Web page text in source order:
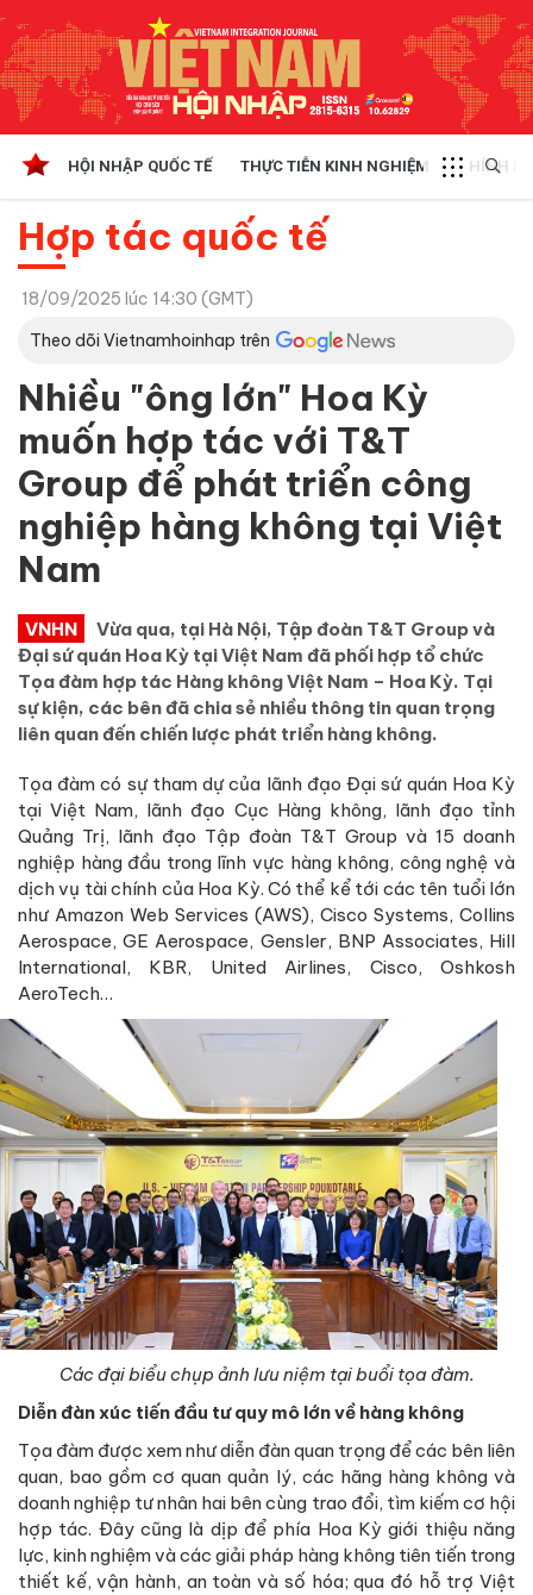
HỘI NHẬP QUỐC TẾ THỰC TIỄN KINH NGHIỆM CHÍNH
Hợp tác quốc tế
18/09/2025 lúc 14:30 (GMT)
Theo dõi Vietnamhoinhap trên
Nhiều "ông lớn" Hoa Kỳ
muốn hợp tác với T&T
Group để phát triển công
nghiệp hàng không tại Việt
Nam
VNHN
Vừa qua, tại Hà Nội, Tập đoàn T&T Group và
Đại sứ quán Hoa Kỳ tại Việt Nam đã phối hợp tổ chức
Tọa đàm hợp tác Hàng không Việt Nam – Hoa Kỳ. Tại
sự kiện, các bên đã chia sẻ nhiều thông tin quan trọng
liên quan đến chiến lược phát triển hàng không.
Tọa đàm có sự tham dự của lãnh đạo Đại sứ quán Hoa Kỳ
tại Việt Nam, lãnh đạo Cục Hàng không, lãnh đạo tỉnh
Quảng Trị, lãnh đạo Tập đoàn T&T Group và 15 doanh
nghiệp hàng đầu trong lĩnh vực hàng không, công nghệ và
dịch vụ tài chính của Hoa Kỳ. Có thể kể tới các tên tuổi lớn
như Amazon Web Services (AWS), Cisco Systems, Collins
Aerospace, GE Aerospace, Gensler, BNP Associates, Hill
International, KBR, United Airlines, Cisco, Oshkosh
AeroTech…
Các đại biểu chụp ảnh lưu niệm tại buổi tọa đàm.
Diễn đàn xúc tiến đầu tư quy mô lớn về hàng không
Tọa đàm được xem như diễn đàn quan trọng để các bên liên
quan, bao gồm cơ quan quản lý, các hãng hàng không và
doanh nghiệp tư nhân hai bên cùng trao đổi, tìm kiếm cơ hội
hợp tác. Đây cũng là dịp để phía Hoa Kỳ giới thiệu năng
lực, kinh nghiệm và các giải pháp hàng không tiên tiến trong
thiết kế, vận hành, an toàn và số hóa; qua đó hỗ trợ Việt